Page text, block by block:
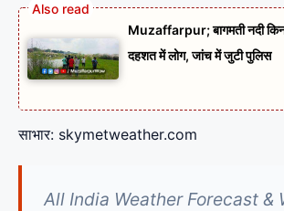
Muzaffarpur; बागमती नदी
दहशत में लोग, जांच में जुटी पुलिस
साभार: skymetweather.com
All India Weather Forecast &